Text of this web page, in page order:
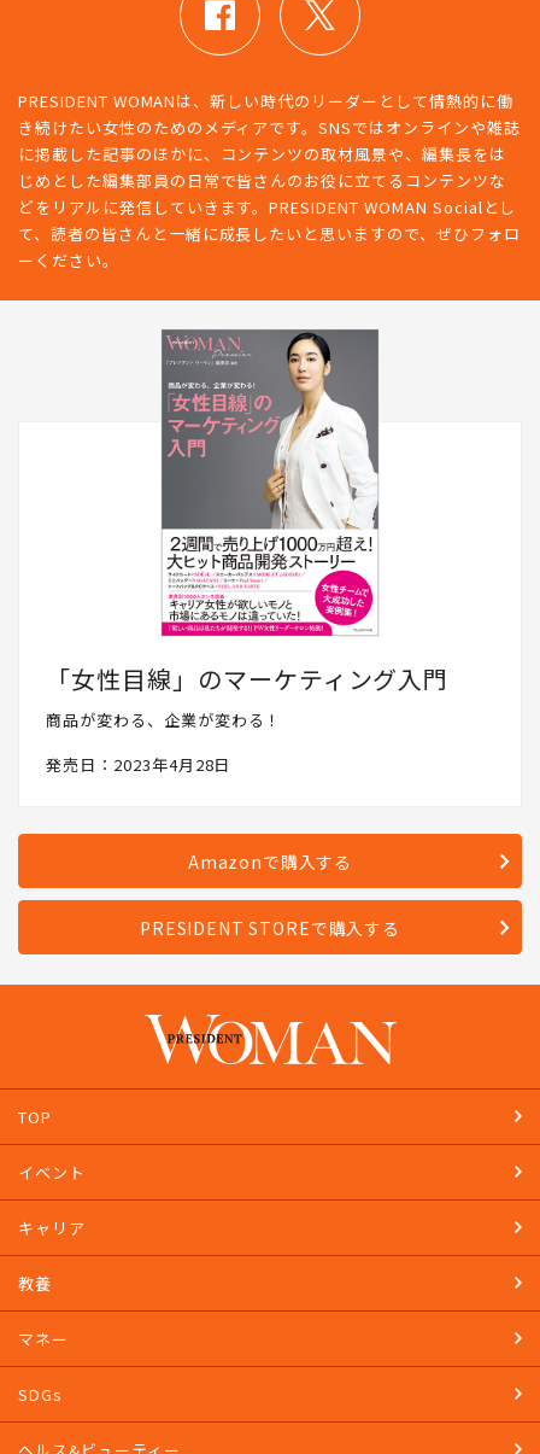
PRESIDENT WOMANは、新しい時代のリーダーとして情熱的に働
き続けたい女性のためのメディアです。SNSではオンラインや雑誌
に掲載した記事のほかに、コンテンツの取材風景や、編集長をは
じめとした編集部員の日常で皆さんのお役に立てるコンテンツな
どをリアルに発信していきます。PRESIDENT WOMAN Socialとし
て、読者の皆さんと一緒に成長したいと思いますので、ぜひフォロ
ーください。
「女性目線」のマーケティング入門
商品が変わる、企業が変わる！
発売日：2023年4月28日
Amazonで購入する
PRESIDENT STOREで購入する
TOP
イベント
キャリア
教養
マネー
SDGs